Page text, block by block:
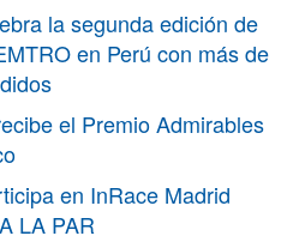
la segunda edición de
en Perú con más de
el Premio Admirables
en InRace Madrid
LA PAR